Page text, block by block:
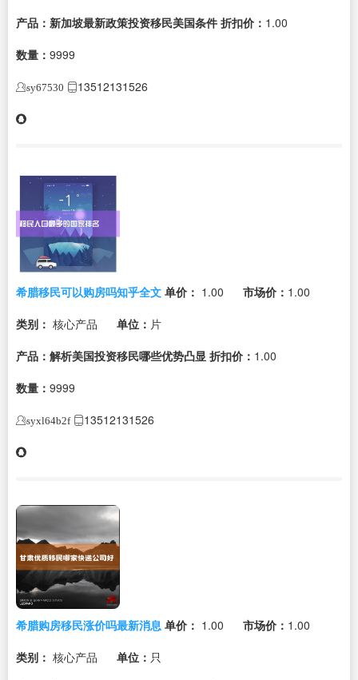
产品：新加坡最新政策投资移民美国条件 折扣价： 1.00
数量： 9999
sy67530 13512131526
希腊移民可以购房吗知乎全文 单价： 1.00 市场价： 1.00
类别： 核心产品 单位： 片
产品：解析美国投资移民哪些优势凸显 折扣价： 1.00
数量： 9999
syxl64b2f 13512131526
希腊购房移民涨价吗最新消息 单价： 1.00 市场价： 1.00
类别： 核心产品 单位： 只